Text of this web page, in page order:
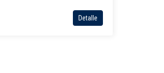
Detalle